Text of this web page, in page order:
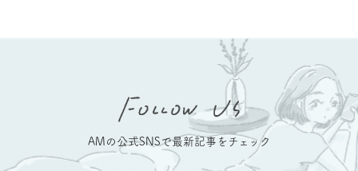
AMの公式SNSで最新記事をチェック